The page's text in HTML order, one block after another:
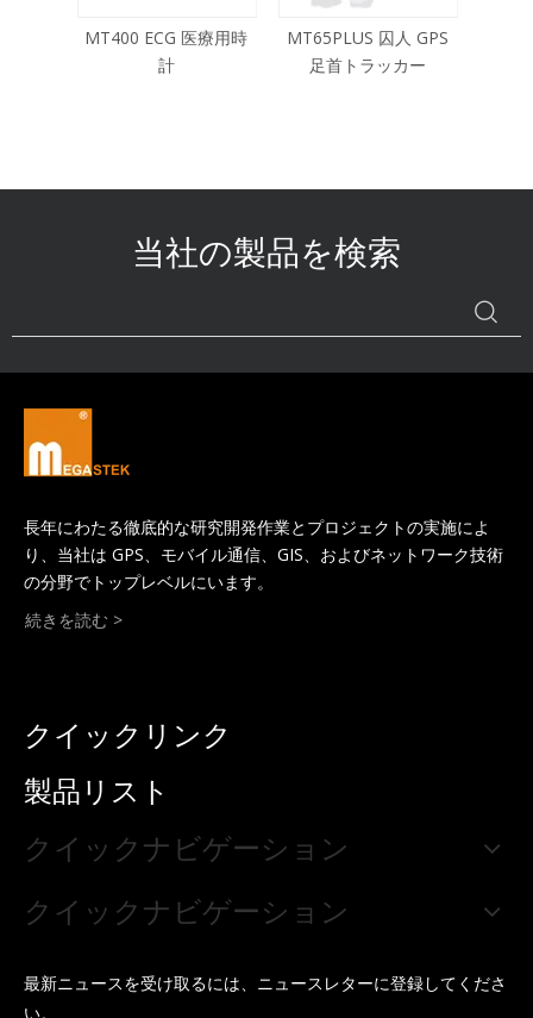
MT65PLUS 囚人 GPS
足首トラッカー
MT200X プリズナー ト
ラッキング アンクル
当社の製品を検索
長年にわたる徹底的な研究開発作業とプロジェクトの実施によ
り、当社は GPS、モバイル通信、GIS、およびネットワーク技術
の分野でトップレベルにいます。
続きを読む >
クイックリンク
製品リスト
クイックナビゲーション
クイックナビゲーション
最新ニュースを受け取るには、ニュースレターに登録してくださ
い。